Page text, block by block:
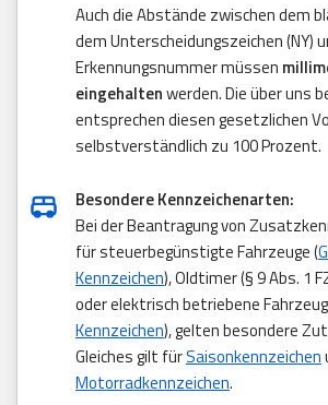
Auch die Abstände zwischen dem
dem Unterscheidungszeichen (NY)
Erkennungsnummer müssen
eingehaltenwerden. Die über uns
entsprechen diesen gesetzlichen
selbstverständlich zu 100 Prozent.
Besondere Kennzeichenarten:
Bei der Beantragung von
für steuerbegünstigte Fahrzeuge (
Kennzeichen), Oldtimer (§ 9 Abs. 1
oder elektrisch betriebene
Kennzeichen), gelten besondere
Gleiches gilt fürSaisonkennzeichen
Motorradkennzeichen.